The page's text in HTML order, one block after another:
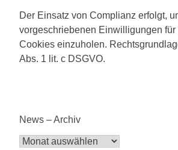
Der Einsatz von Complianz erfolgt,
vorgeschriebenen Einwilligungen für
Cookies einzuholen.
Abs. 1 lit. c DSGVO.
News – Archiv
News